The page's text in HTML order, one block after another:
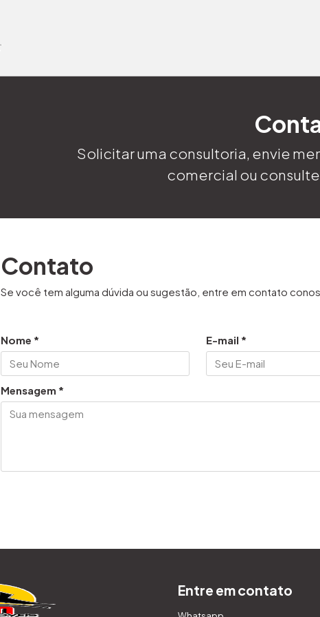
Solicitar uma consultoria, envie
comercial ou
Contato
Se você tem alguma dúvida ou sugestão, entre em contato
Nome * E-mail *
Mensagem *
Entre em contato